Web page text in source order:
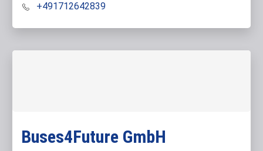
+491712642839
Buses4Future GmbH